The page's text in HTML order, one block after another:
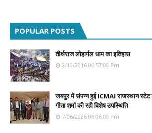
POPULAR POSTS
तीर्थराज लोहार्गल धाम का इतिहास
2/10/2016 06:57:00 Pm
जयपुर में संपन्न हुई ICMAI राजस्थान
गीता शर्मा की रही विशेष उपस्थिति
7/06/2026 06:06:00 Pm